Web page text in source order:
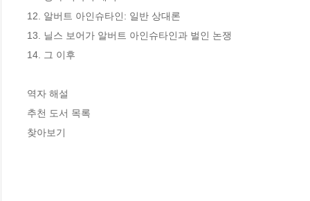
12. 알버트 아인슈타인: 일반 상대론
13. 닐스 보어가 알버트 아인슈타인과 벌인 논쟁
14. 그 이후
역자 해설
추천 도서 목록
찾아보기